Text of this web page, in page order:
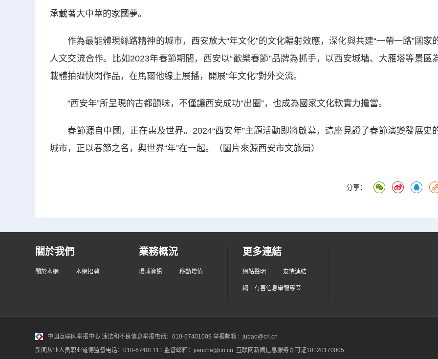
承載著大中華的家國夢。
作為最能體現絲路精神的城市，西安放大“年文化”的文化輻射效應，深化與共建“一帶一路”國家
人文交流合作。比如2023年春節期間，西安以“歡樂春節”品牌為抓手，以西安城墻、大雁塔等景區
載體拍攝快閃作品，在馬爾他線上展播，開展“年文化”對外交流。
“西安年”所呈現的古都韻味，不僅讓西安成功“出圈”，也成為國家文化軟實力擔當。
春節源自中國，正在惠及世界。2024“西安年”主題活動即將啟幕，這座見證了春節演變發展史
城市，正以春節之名，與世界“年”在一起。（圖片來源西安市文旅局）
分享：
關於我們
關於本網 本網招聘
業務概況
環球資訊 移動增值
更多連結
網站聲明 友情連結
網上有害信息舉報專區
中国互联网举报中心 违法和不良信息举报电话：010-67401009 举报邮箱：jubao@cri.cn
新闻从业人员职业道德监督电话：010-67401111 监督邮箱：jiancha@cri.cn 互联网新闻信息服务许可证10120170005